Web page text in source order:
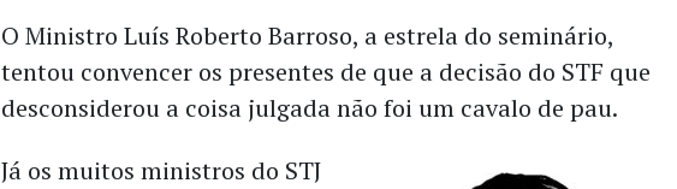
O Ministro Luís Roberto Barroso, a estrela do seminário,
tentou convencer os presentes de que a decisão do STF que
desconsiderou a coisa julgada não foi um cavalo de pau.
Já os muitos ministros do STJ